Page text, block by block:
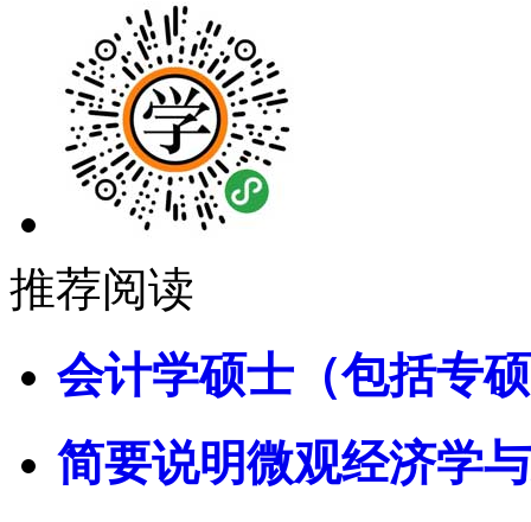
推荐阅读
会计学硕士（包括专
简要说明微观经济学